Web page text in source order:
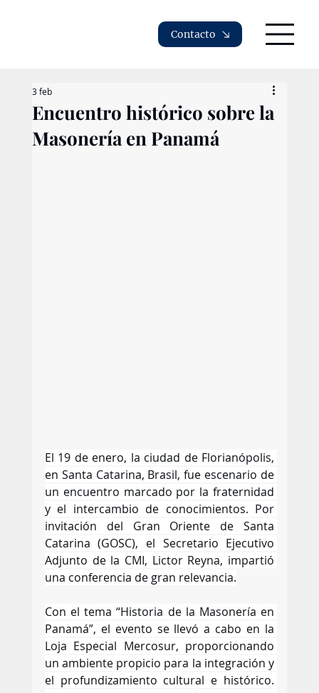
Contacto
Encuentro histórico sobre la
Masonería en Panamá
3 feb
El 19 de enero, la ciudad de Florianópolis,
en Santa Catarina, Brasil, fue escenario de
un encuentro marcado por la fraternidad
y el intercambio de conocimientos. Por
invitación del Gran Oriente de Santa
Catarina (GOSC), el Secretario Ejecutivo
Adjunto de la CMI, Lictor Reyna, impartió
una conferencia de gran relevancia.
Con el tema “Historia de la Masonería en
Panamá”, el evento se llevó a cabo en la
Loja Especial Mercosur, proporcionando
un ambiente propicio para la integración y
el profundizamiento cultural e histórico.